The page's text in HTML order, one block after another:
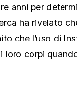
anni per
ha rivelato
che l’uso di
loro corpi